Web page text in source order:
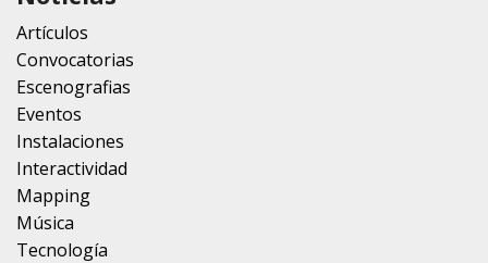
Artículos
Convocatorias
Escenografias
Eventos
Instalaciones
Interactividad
Mapping
Música
Tecnología